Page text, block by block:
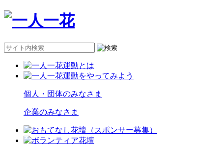
個人・団体のみなさま
企業のみなさま